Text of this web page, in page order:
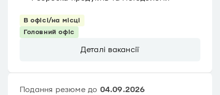
В офісі/на місці
Головний офіс
Деталі вакансії
Подання резюме до 04.09.2026